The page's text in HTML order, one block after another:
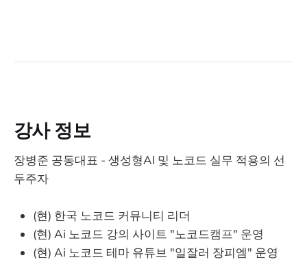
강사 정보
장병준 공동대표 - 생성형AI 및 노코드 실무 적용의 선
두주자
(현) 한국 노코드 커뮤니티 리더
(현) Ai 노코드 강의 사이트 "노코드캠프" 운영
(현) Ai 노코드 테마 유튜브 "일잘러 장피엠" 운영